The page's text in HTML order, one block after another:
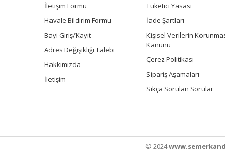
İletişim Formu
Havale Bildirim Formu
Bayi Giriş/Kayıt
Adres Değişikliği Talebi
Hakkımızda
İletişim
Tüketici Yasası
İade Şartları
Kişisel Verilerin
Kanunu
Çerez Politikası
Sipariş Aşamaları
Sıkça Sorulan Sorular
© 2024